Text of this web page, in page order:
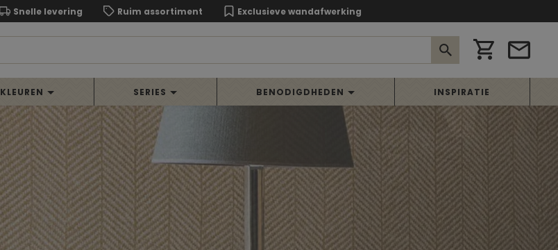
Snelle levering Ruim assortiment Exclusieve wandafwerking
KLEUREN SERIES BENODIGDHEDEN INSPIRATIE